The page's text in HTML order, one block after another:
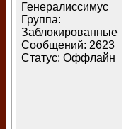
Генералиссимус
Группа:
Заблокированные
Сообщений: 2623
Статус: Оффлайн